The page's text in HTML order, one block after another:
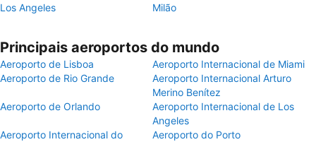
Los Angeles
Milão
Principais aeroportos do mundo
Aeroporto de Lisboa
Aeroporto Internacional de Miami
Aeroporto de Rio Grande
Aeroporto Internacional Arturo
Merino Benítez
Aeroporto de Orlando
Aeroporto Internacional de Los
Angeles
Aeroporto Internacional do
Aeroporto do Porto